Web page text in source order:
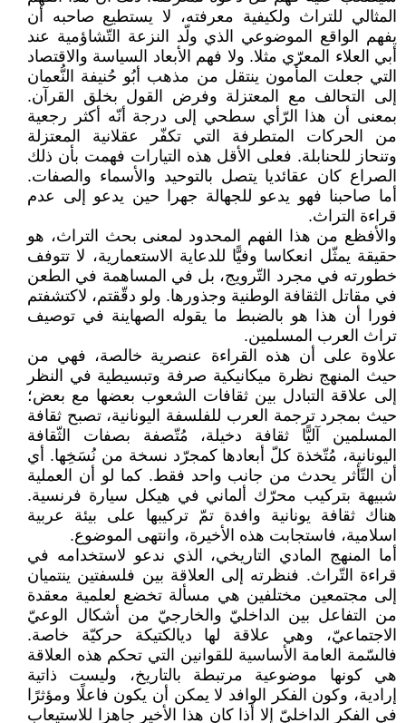
المثالي للتراث ولكيفية معرفته، لا يستطيع صاحبه أن
يفهم الواقع الموضوعي الذي ولّد النزعة التّشاؤمية عند
أبي العلاء المعرّي مثلا. ولا فهم الأبعاد السياسة والاقتصاد
التي جعلت المأمون ينتقل من مذهب أبُو حُنيفة النُّعمان
إلى التحالف مع المعتزلة وفرض القول بخلق القرآن.
بمعنى أن هذا الرّأي سطحي إلى درجة أنّه أكثر رجعية
من الحركات المتطرفة التي تكفّر عقلانية المعتزلة
وتنحاز للحنابلة. فعلى الأقل هذه التيارات فهمت بأن ذلك
الصراع كان عقائديا يتصل بالتوحيد والأسماء والصفات.
أما صاحبنا فهو يدعو للجهالة جهرا حين يدعو إلى عدم
قراءة التراث.
والأفظع من هذا الفهم المحدود لمعنى بحث التراث، هو
حقيقة يمثّل انعكاسا وفيًّا للدعاية الاستعمارية، لا تتوفف
خطورته في مجرد التّرويج، بل في المساهمة في الطعن
في مقاتل الثقافة الوطنية وجذورها. ولو دقّقتم، لاكتشفتم
فورا أن هذا هو بالضبط ما يقوله الصهاينة في توصيف
تراث العرب المسلمين.
علاوة على أن هذه القراءة عنصرية خالصة، فهي من
حيث المنهج نظرة ميكانيكية صرفة وتبسيطية في النظر
إلى علاقة التبادل بين ثقافات الشعوب بعضها مع بعض؛
حيث بمجرد ترجمة العرب للفلسفة اليونانية، تصبح ثقافة
المسلمين آليًّا ثقافة دخيلة، مُتّصفة بصفات الثّقافة
اليونانية، مُتّخذة كلّ أبعادها كمجرّد نسخة من نُسَخِها. أي
أن التّأثر يحدث من جانب واحد فقط. كما لو أن العملية
شبيهة بتركيب محرّك ألماني في هيكل سيارة فرنسية.
هناك ثقافة يونانية وافدة تمّ تركيبها على بيئة عربية
اسلامية، فاستجابت هذه الأخيرة، وانتهى الموضوع.
أما المنهج المادي التاريخي، الذي ندعو لاستخدامه في
قراءة التّراث. فنظرته إلى العلاقة بين فلسفتين ينتميان
إلى مجتمعين مختلفين هي مسألة تخضع لعلمية معقدة
من التفاعل بين الداخليّ والخارجيّ من أشكال الوعيّ
الاجتماعيّ، وهي علاقة لها ديالكتيكة حركيّة خاصة.
فالسّمة العامة الأساسية للقوانين التي تحكم هذه العلاقة
هي كونها موضوعية مرتبطة بالتاريخ، وليست ذاتية
إرادية، وكون الفكر الوافد لا يمكن أن يكون فاعلًا ومؤثرًا
في الفكر الداخليّ إلا أذا كان هذا الأخير جاهزا للاستيعاب